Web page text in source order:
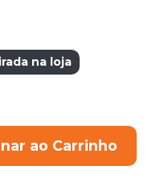
na loja
ao Carrinho